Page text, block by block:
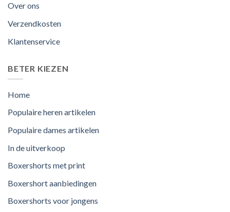
Over ons
Verzendkosten
Klantenservice
BETER KIEZEN
Home
Populaire heren artikelen
Populaire dames artikelen
In de uitverkoop
Boxershorts met print
Boxershort aanbiedingen
Boxershorts voor jongens